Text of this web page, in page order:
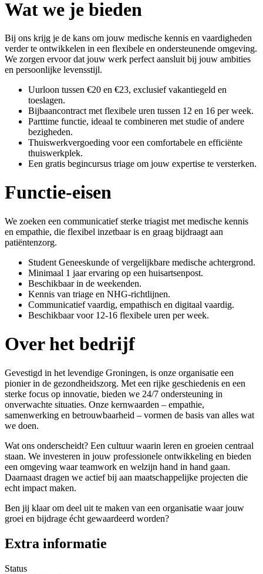
Wat we je bieden
Bij ons krijg je de kans om jouw medische kennis en vaardigheden
verder te ontwikkelen in een flexibele en ondersteunende omgeving.
We zorgen ervoor dat jouw werk perfect aansluit bij jouw ambities
en persoonlijke levensstijl.
Uurloon tussen €20 en €23, exclusief vakantiegeld en
toeslagen.
Bijbaancontract met flexibele uren tussen 12 en 16 per week.
Parttime functie, ideaal te combineren met studie of andere
bezigheden.
Thuiswerkvergoeding voor een comfortabele en efficiënte
thuiswerkplek.
Een gratis begincursus triage om jouw expertise te versterken.
Functie-eisen
We zoeken een communicatief sterke triagist met medische kennis
en empathie, die flexibel inzetbaar is en graag bijdraagt aan
patiëntenzorg.
Student Geneeskunde of vergelijkbare medische achtergrond.
Minimaal 1 jaar ervaring op een huisartsenpost.
Beschikbaar in de weekenden.
Kennis van triage en NHG-richtlijnen.
Communicatief vaardig, empathisch en digitaal vaardig.
Beschikbaar voor 12-16 flexibele uren per week.
Over het bedrijf
Gevestigd in het levendige Groningen, is onze organisatie een
pionier in de gezondheidszorg. Met een rijke geschiedenis en een
sterke focus op innovatie, bieden we 24/7 ondersteuning in
onverwachte situaties. Onze kernwaarden – empathie,
samenwerking en betrouwbaarheid – vormen de basis van alles wat
we doen.
Wat ons onderscheidt? Een cultuur waarin leren en groeien centraal
staan. We investeren in jouw professionele ontwikkeling en bieden
een omgeving waar teamwork en welzijn hand in hand gaan.
Daarnaast dragen we actief bij aan maatschappelijke projecten die
echt impact maken.
Ben jij klaar om deel uit te maken van een organisatie waar jouw
groei en bijdrage écht gewaardeerd worden?
Extra informatie
Status